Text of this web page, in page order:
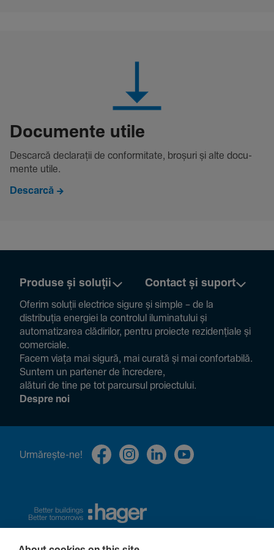
Docu­mente utile
Descarcă decla­rații de conformitate, broșuri și alte docu­
mente utile.
Descarcă
Produse și soluții Contact și suport
Oferim soluții electrice sigure și simple – de la
distribuția energiei la controlul ilumi­na­tului și
auto­ma­ti­zarea clădi­rilor, pentru proiecte rezi­den­țiale și
comer­ciale.
Facem viața mai sigură, mai curată și mai confor­ta­bilă.
Suntem un partener de încre­dere,
alături de tine pe tot parcursul proiec­tului.
Despre noi
Urmă­rește-ne!